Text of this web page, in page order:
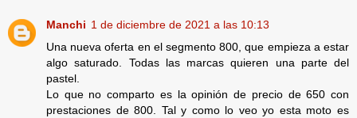
Manchi 1 de diciembre de 2021 a las 10:13
Una nueva oferta en el segmento 800, que empieza a estar
algo saturado. Todas las marcas quieren una parte del
pastel.
Lo que no comparto es la opinión de precio de 650 con
prestaciones de 800. Tal y como lo veo yo esta moto es